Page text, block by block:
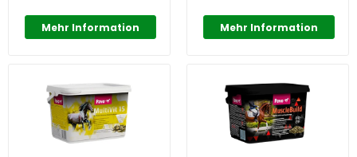
Mehr Information
Hyaluronsäure und
MSM
Mehr Information